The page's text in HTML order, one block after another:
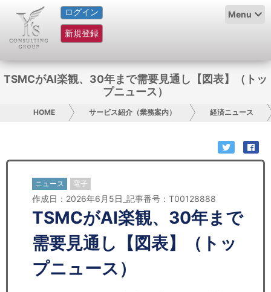
ログイン
新規登録
Menu
HOME
サービス紹介
お問い合わせ
日本人にPR
コンサルティング
リサーチ
セミナー
TSMCがAI楽観、30年まで需要見通し【図表】（トッ
プニュース）
HOME サービス紹介（業務案内） 経済ニュース
ニュース 電子
作成日：2026年6月5日_記事番号：T00128888
TSMCがAI楽観、30年まで
需要見通し【図表】（トッ
プニュース）